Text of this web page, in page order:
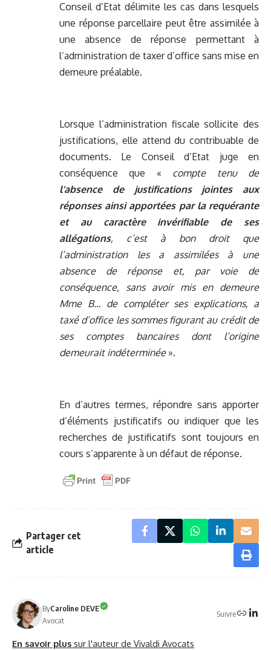
Conseil d’Etat délimite les cas dans lesquels
une réponse parcellaire peut être assimilée à
une absence de réponse permettant à
l’administration de taxer d’office sans mise en
demeure préalable.
Lorsque l’administration fiscale sollicite des
justifications, elle attend du contribuable de
documents. Le Conseil d’Etat juge en
conséquence que « compte tenu de
l’absence de justifications jointes aux
réponses ainsi apportées par la requérante
et au caractère invérifiable de ses
allégations, c’est à bon droit que
l’administration les a assimilées à une
absence de réponse et, par voie de
conséquence, sans avoir mis en demeure
Mme B… de compléter ses explications, a
taxé d’office les sommes figurant au crédit de
ses comptes bancaires dont l’origine
demeurait indéterminée».
En d’autres termes, répondre sans apporter
d’éléments justificatifs ou indiquer que les
recherches de justificatifs sont toujours en
cours s’apparente à un défaut de réponse.
Partager cet
article
ByCaroline DEVE
Avocat
Suivre
En savoir plus sur l'auteur de Vivaldi Avocats